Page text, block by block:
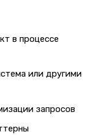
в процессе
или другими
запросов